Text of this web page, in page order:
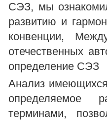
СЭЗ, мы
развитию и
конвенции,
отечественных
определение СЭЗ
Анализ имеющихся
определяемое
терминами,